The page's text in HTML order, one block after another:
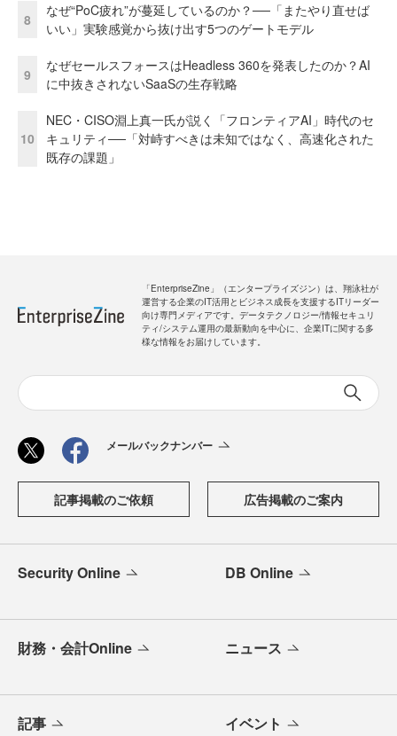
8
なぜ“PoC疲れ”が蔓延しているのか？──「またやり直せば
いい」実験感覚から抜け出す5つのゲートモデル
9
なぜセールスフォースはHeadless 360を発表したのか？AI
に中抜きされないSaaSの生存戦略
10
NEC・CISO淵上真一氏が説く「フロンティアAI」時代のセ
キュリティ──「対峙すべきは未知ではなく、高速化された
既存の課題」
「EnterpriseZine」（エンタープライズジン）は、翔泳社が
運営する企業のIT活用とビジネス成長を支援するITリーダー
向け専門メディアです。データテクノロジー/情報セキュリ
ティ/システム運用の最新動向を中心に、企業ITに関する多
様な情報をお届けしています。
メールバックナンバー
記事掲載のご依頼 広告掲載のご案内
Security Online DB Online
財務・会計Online ニュース
記事 イベント